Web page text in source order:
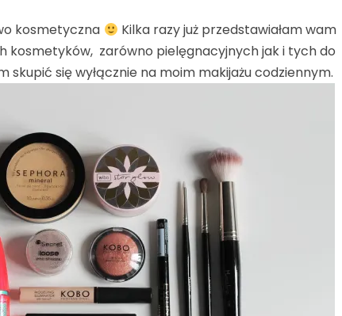
kosmetyczna
Kilka razy już przedstawiałam wam
kosmetyków, zarówno pielęgnacyjnych jak i tych do
skupić się wyłącznie na moim makijażu codziennym.